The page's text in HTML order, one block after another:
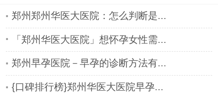
郑州郑州华医大医院：怎么判断是...
「郑州华医大医院」想怀孕女性需...
郑州早孕医院－早孕的诊断方法有...
{口碑排行榜}郑州华医大医院早孕...